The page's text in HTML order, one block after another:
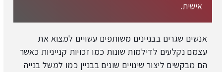
אישית.
אנשים שגרים בבניינים משותפים עשויים למצוא את
עצמם נקלעים לדילמות שונות כמו זכויות קנייניות כאשר
הם מבקשים ליצור שינויים שונים בבניין כמו למשל בנייה